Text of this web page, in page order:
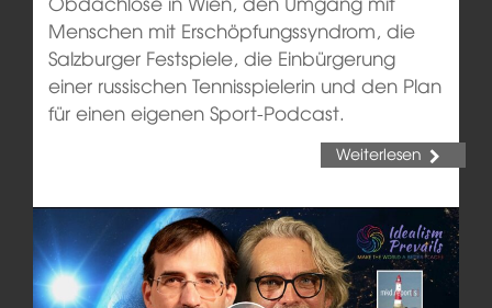
Menschen mit Erschöpfungssyndrom, die
Salzburger Festspiele, die Einbürgerung
einer russischen Tennisspielerin und den Plan
für einen eigenen Sport-Podcast.
Weiterlesen